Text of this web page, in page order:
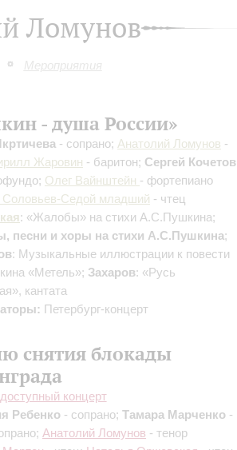
Ломунов
Мероприятия
- душа России»
- сопрано; Анатолий Ломунов -
Жаровин - баритон; Сергей Кочетов
Олег Вайнштейн - фортепиано
Соловьев-Седой младший - чтец
: «Жалобы» на стихи А.С.Пушкина;
песни и хоры на стихи А.С.Пушкина;
: Музыкальные иллюстрации к повести
«Метель»; Захаров: «Русь
кантата
Петербург-концерт
снятия блокады
концерт
Ребенко - сопрано; Тамара Марченко -
Анатолий Ломунов - тенор